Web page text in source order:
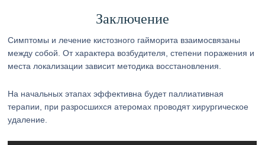
Заключение
Симптомы и лечение кистозного гайморита взаимосвязаны
между собой. От характера возбудителя, степени поражения и
места локализации зависит методика восстановления.
На начальных этапах эффективна будет паллиативная
терапии, при разросшихся атеромах проводят хирургическое
удаление.